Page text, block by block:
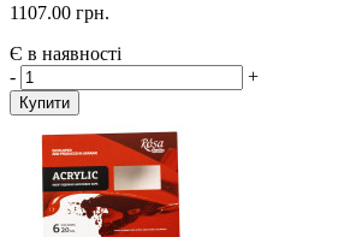
1107.00 грн.
Є в наявності
-
+
Купити